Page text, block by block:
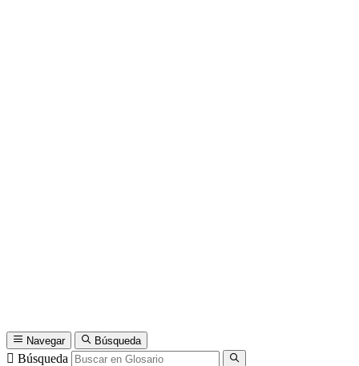
Navegar Búsqueda
Búsqueda